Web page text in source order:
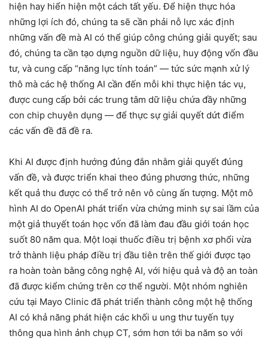
hiện hay hiển hiện một cách tất yếu. Để hiện thực hóa
những lợi ích đó, chúng ta sẽ cần phải nỗ lực xác định
những vấn đề mà AI có thể giúp công chúng giải quyết; sau
đó, chúng ta cần tạo dựng nguồn dữ liệu, huy động vốn đầu
tư, và cung cấp “năng lực tính toán” — tức sức mạnh xử lý
thô mà các hệ thống AI cần đến mỗi khi thực hiện tác vụ,
được cung cấp bởi các trung tâm dữ liệu chứa đầy những
con chip chuyên dụng — để thực sự giải quyết dứt điểm
các vấn đề đã đề ra.
Khi AI được định hướng đúng đắn nhằm giải quyết đúng
vấn đề, và được triển khai theo đúng phương thức, những
kết quả thu được có thể trở nên vô cùng ấn tượng. Một mô
hình AI do OpenAI phát triển vừa chứng minh sự sai lầm của
một giả thuyết toán học vốn đã làm đau đầu giới toán học
suốt 80 năm qua. Một loại thuốc điều trị bệnh xơ phổi vừa
trở thành liệu pháp điều trị đầu tiên trên thế giới được tạo
ra hoàn toàn bằng công nghệ AI, với hiệu quả và độ an toàn
đã được kiểm chứng trên cơ thể người. Một nhóm nghiên
cứu tại Mayo Clinic đã phát triển thành công một hệ thống
AI có khả năng phát hiện các khối u ung thư tuyến tụy
thông qua hình ảnh chụp CT, sớm hơn tới ba năm so với